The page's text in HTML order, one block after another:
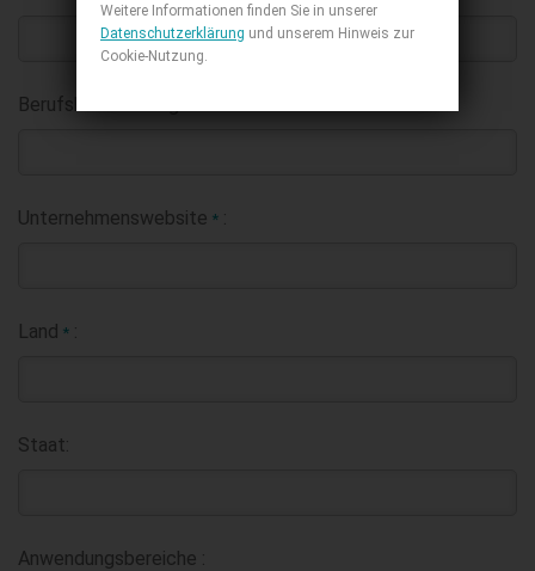
Berufsbezeichnung:
Unternehmenswebsite * :
Land * :
Staat:
Anwendungsbereiche :
Weitere Informationen finden Sie in unserer
Datenschutzerklärung und unserem Hinweis zur
Cookie-Nutzung.